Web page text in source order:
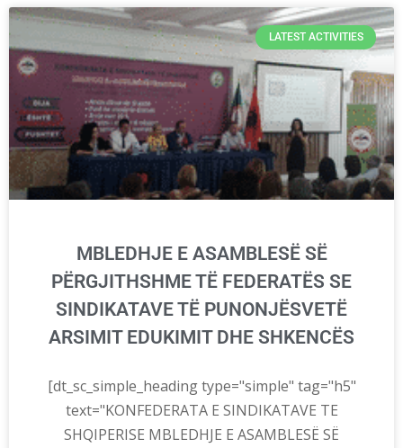
LATEST ACTIVITIES
MBLEDHJE E ASAMBLESË SË
PËRGJITHSHME TË FEDERATËS SE
SINDIKATAVE TË PUNONJËSVETË
ARSIMIT EDUKIMIT DHE SHKENCËS
[dt_sc_simple_heading type="simple" tag="h5"
text="KONFEDERATA E SINDIKATAVE TE
SHQIPERISE MBLEDHJE E ASAMBLESË SË